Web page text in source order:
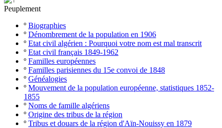
Peuplement
º Biographies
º Dénombrement de la population en 1906
º Etat civil algérien : Pourquoi votre nom est mal transcrit
º Etat civil français 1849-1962
º Familles européennes
º Familles parisiennes du 15e convoi de 1848
º Généalogies
º Mouvement de la population européenne, statistiques 1852-
1855
º Noms de famille algériens
º Origine des tribus de la région
º Tribus et douars de la région d'Aïn-Nouissy en 1879